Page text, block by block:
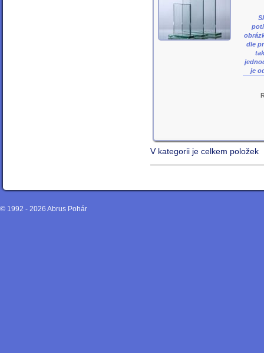
dle
je
V kategorii je celkem položek
© 1992 - 2026 Abrus Pohár